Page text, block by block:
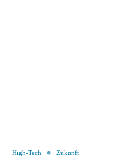
High-Tech Zukunft